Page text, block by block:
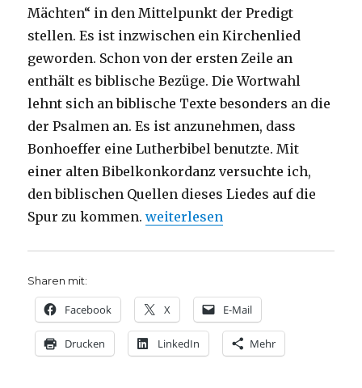
Mächten“ in den Mittelpunkt der Predigt
stellen. Es ist inzwischen ein Kirchenlied
geworden. Schon von der ersten Zeile an
enthält es biblische Bezüge. Die Wortwahl
lehnt sich an biblische Texte besonders an die
der Psalmen an. Es ist anzunehmen, dass
Bonhoeffer eine Lutherbibel benutzte. Mit
einer alten Bibelkonkordanz versuchte ich,
den biblischen Quellen dieses Liedes auf die
Spur zu kommen.„Predigt am Buß- und Bettag –
weiterlesen
Sharen mit:
Facebook X E-Mail
Drucken LinkedIn Mehr